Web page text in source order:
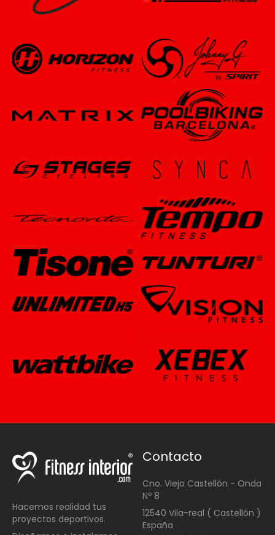
Hacemos realidad tus
proyectos deportivos.
Contacto
Cno. Viejo Castellón - Onda
Nº 8
12540 Vila-real ( Castellón )
España